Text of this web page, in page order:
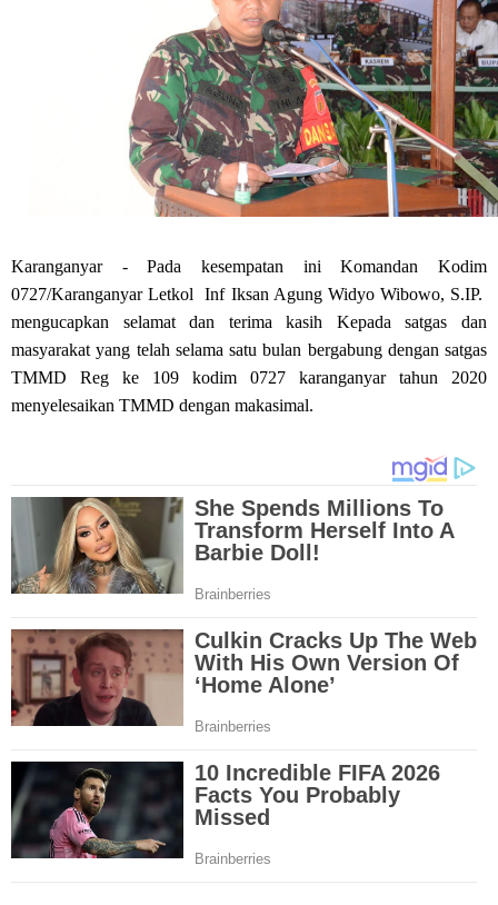
Karanganyar - Pada kesempatan ini Komandan Kodim
0727/Karanganyar Letkol Inf Iksan Agung Widyo Wibowo, S.IP.
mengucapkan selamat dan terima kasih Kepada satgas dan
masyarakat yang telah selama satu bulan bergabung dengan satgas
TMMD Reg ke 109 kodim 0727 karanganyar tahun 2020
menyelesaikan TMMD dengan makasimal.